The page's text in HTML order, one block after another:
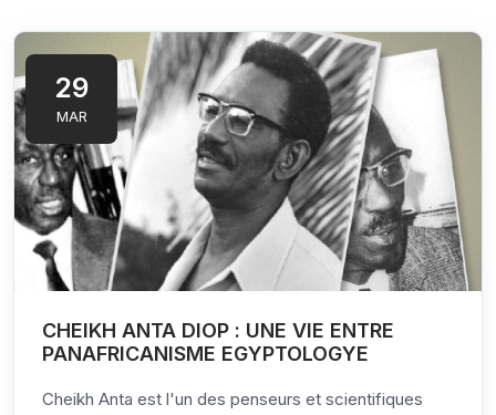
29
MAR
CHEIKH ANTA DIOP : UNE VIE ENTRE
PANAFRICANISME EGYPTOLOGYE
Cheikh Anta est l'un des penseurs et scientifiques